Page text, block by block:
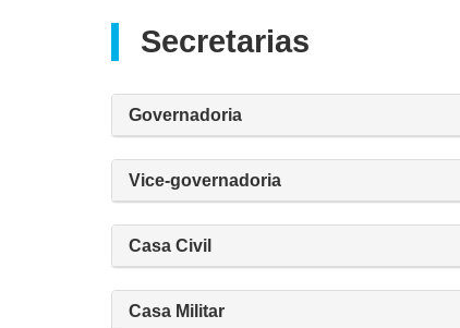
Secretarias
Governadoria
Vice-governadoria
Casa Civil
Casa Militar